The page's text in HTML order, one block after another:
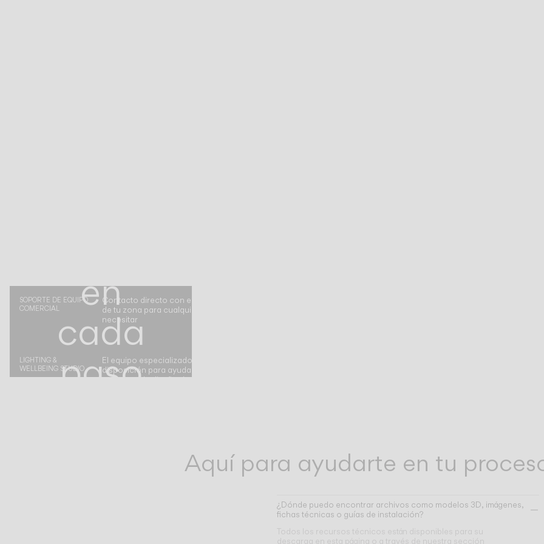
en
cada
paso
SOPORTE DE EQUIPO
COMERCIAL
Contacto directo con el representante de Vibia
de tu zona para cualquier asistencia que puedas
necesitar
LIGHTING &
WELLBEING STUDIO
El equipo especializado de Vibia está a tu
disposición para ayudarte a crear un proyecto
completo de diseño de ambientes
Aquí para ayudarte en tu
¿Dónde puedo encontrar archivos como modelos 3D, imágenes,
fichas técnicas o guías de instalación?
Todos los recursos técnicos están disponibles para su
descarga en esta página o a través de nuestra sección